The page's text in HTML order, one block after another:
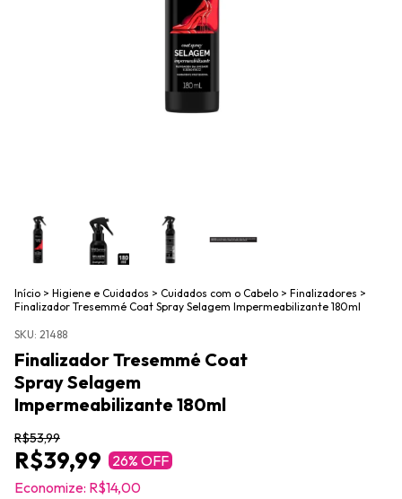
Início > Higiene e Cuidados > Cuidados com o Cabelo > Finalizadores >
Finalizador Tresemmé Coat Spray Selagem Impermeabilizante 180ml
SKU: 21488
Finalizador Tresemmé Coat
Spray Selagem
Impermeabilizante 180ml
R$53,99
R$39,99 26% OFF
Economize: R$14,00